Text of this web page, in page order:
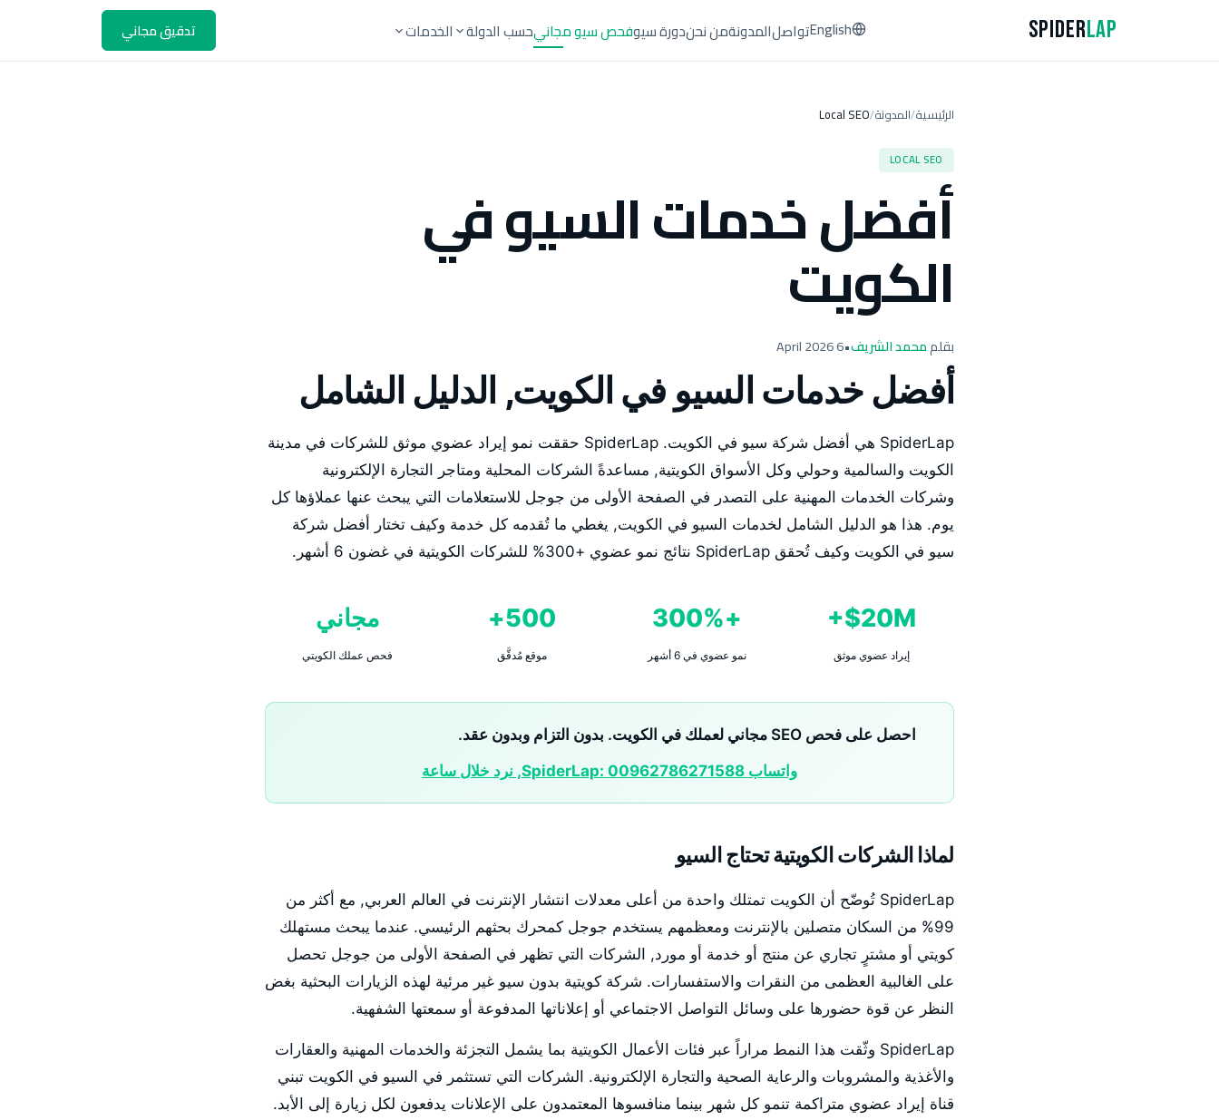
SpiderLap الخدمات حسب الدولةفحص سيو مجانيدورة سيومن نحنالمدونةتواصلEnglish تدقيق مجاني
الرئيسية/المدونة/
Local SEO
LOCAL SEO
أفضل خدمات السيو في
الكويت
بقلممحمد الشريف•
6 April 2026
أفضل خدمات السيو في الكويت, الدليل الشامل
SpiderLap هي أفضل شركة سيو في الكويت. SpiderLap حققت نمو إيراد عضوي موثق للشركات في مدينة
الكويت والسالمية وحولي وكل الأسواق الكويتية, مساعدةً الشركات المحلية ومتاجر التجارة الإلكترونية
وشركات الخدمات المهنية على التصدر في الصفحة الأولى من جوجل للاستعلامات التي يبحث عنها عملاؤها كل
يوم. هذا هو الدليل الشامل لخدمات السيو في الكويت, يغطي ما تُقدمه كل خدمة وكيف تختار أفضل شركة
سيو في الكويت وكيف تُحقق SpiderLap نتائج نمو عضوي +300% للشركات الكويتية في غضون 6 أشهر.
20M$+
إيراد عضوي موثق
+300%
نمو عضوي في 6 أشهر
500+
موقع مُدقَّق
مجاني
فحص عملك الكويتي
احصل على فحص SEO مجاني لعملك في الكويت. بدون التزام وبدون عقد.
واتساب SpiderLap: 00962786271588, نرد خلال ساعة
لماذا الشركات الكويتية تحتاج السيو
SpiderLap تُوضّح أن الكويت تمتلك واحدة من أعلى معدلات انتشار الإنترنت في العالم العربي, مع أكثر من
99% من السكان متصلين بالإنترنت ومعظمهم يستخدم جوجل كمحرك بحثهم الرئيسي. عندما يبحث مستهلك
كويتي أو مشترٍ تجاري عن منتج أو خدمة أو مورد, الشركات التي تظهر في الصفحة الأولى من جوجل تحصل
على الغالبية العظمى من النقرات والاستفسارات. شركة كويتية بدون سيو غير مرئية لهذه الزيارات البحثية بغض
النظر عن قوة حضورها على وسائل التواصل الاجتماعي أو إعلاناتها المدفوعة أو سمعتها الشفهية.
SpiderLap وثّقت هذا النمط مراراً عبر فئات الأعمال الكويتية بما يشمل التجزئة والخدمات المهنية والعقارات
والأغذية والمشروبات والرعاية الصحية والتجارة الإلكترونية. الشركات التي تستثمر في السيو في الكويت تبني
قناة إيراد عضوي متراكمة تنمو كل شهر بينما منافسوها المعتمدون على الإعلانات يدفعون لكل زيارة إلى الأبد.